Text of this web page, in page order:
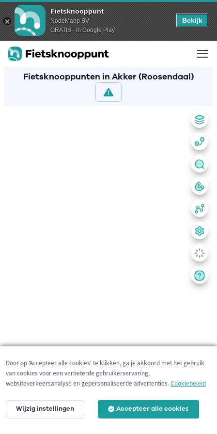
Fietsknooppunt
NodeMapp BV
GRATIS - In Google Play
Bekijk
Fietsknooppunten in Akker (Roosendaal)
200 m
Door op 'Accepteer alle cookies' te klikken, ga je akkoord met het gebruik
van cookies voor een verbeterde gebruikerservaring,
websiteverkeersanalyse en gepersonaliseerde advertenties.Cookiebeleid
Wijzig instellingen Accepteer alle cookies